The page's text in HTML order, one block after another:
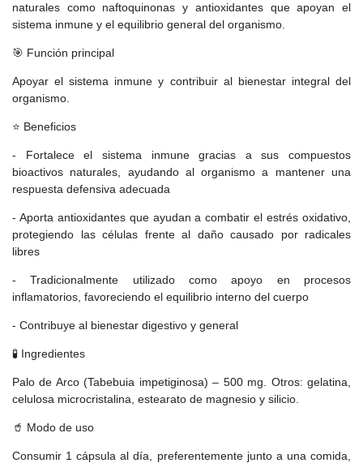
naturales como naftoquinonas y antioxidantes que apoyan el
sistema inmune y el equilibrio general del organismo.
🎯 Función principal
Apoyar el sistema inmune y contribuir al bienestar integral del
organismo.
⭐ Beneficios
- Fortalece el sistema inmune gracias a sus compuestos
bioactivos naturales, ayudando al organismo a mantener una
respuesta defensiva adecuada
- Aporta antioxidantes que ayudan a combatir el estrés oxidativo,
protegiendo las células frente al daño causado por radicales
libres
- Tradicionalmente utilizado como apoyo en procesos
inflamatorios, favoreciendo el equilibrio interno del cuerpo
- Contribuye al bienestar digestivo y general
🧪 Ingredientes
Palo de Arco (Tabebuia impetiginosa) – 500 mg. Otros: gelatina,
celulosa microcristalina, estearato de magnesio y silicio.
🥤 Modo de uso
Consumir 1 cápsula al día, preferentemente junto a una comida,